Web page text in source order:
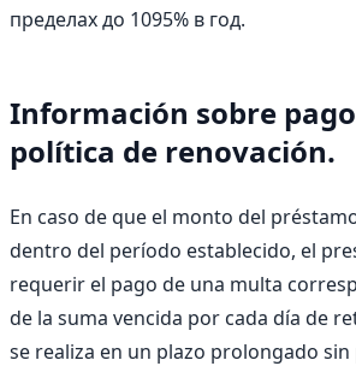
пределах до 1095% в год.
Información sobre
política de renovación.
En caso de que el monto del
dentro del período establecido, el
requerir el pago de una multa
de la suma vencida por cada día de
se realiza en un plazo prolongado